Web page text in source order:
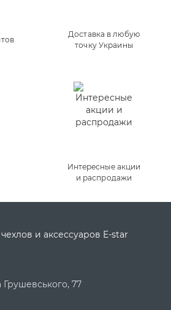
Доставка в любую
точку Украины
Интересные акции
и распродажи
Грушевського, 77